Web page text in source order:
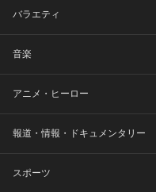
バラエティ
音楽
アニメ・ヒーロー
報道・情報・ドキュメンタリー
スポーツ